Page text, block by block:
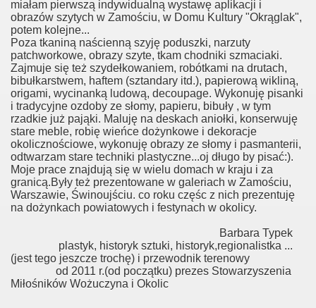
miałam pierwszą indywidualną wystawę aplikacji i
obrazów szytych w Zamościu, w Domu Kultury "Okrąglak",
potem kolejne...
Poza tkaniną naścienną szyję poduszki, narzuty
patchworkowe, obrazy szyte, tkam chodniki szmaciaki.
Zajmuje się też szydełkowaniem, robótkami na drutach,
bibułkarstwem, haftem (sztandary itd.), papierową wikliną,
origami, wycinanką ludową, decoupage. Wykonuję pisanki
i tradycyjne ozdoby ze słomy, papieru, bibuły , w tym
rzadkie już pająki. Maluję na deskach aniołki, konserwuję
stare meble, robię wieńce dożynkowe i dekoracje
okolicznościowe, wykonuję obrazy ze słomy i pasmanterii,
odtwarzam stare techniki plastyczne...oj długo by pisać:).
Moje prace znajdują się w wielu domach w kraju i za
granicą.Były też prezentowane w galeriach w Zamościu,
Warszawie, Świnoujściu. co roku częśc z nich prezentuję
na dożynkach powiatowych i festynach w okolicy.
Barbara Typek
plastyk, historyk sztuki, historyk,regionalistka ...
(jest tego jeszcze trochę) i przewodnik terenowy
od 2011 r.(od początku) prezes Stowarzyszenia
Miłośników Wożuczyna i Okolic